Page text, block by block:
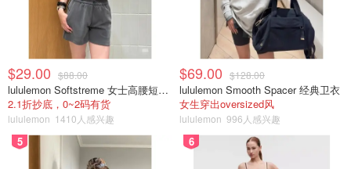
$29.00 $88.00
lululemon Softstreme 女士高腰短裤 10cm
2.1折抄底，0~2码有货
lululemon 1410人感兴趣
$69.00 $128.00
lululemon Smooth Spacer 经典卫衣
女生穿出oversized风
lululemon 996人感兴趣
5 6